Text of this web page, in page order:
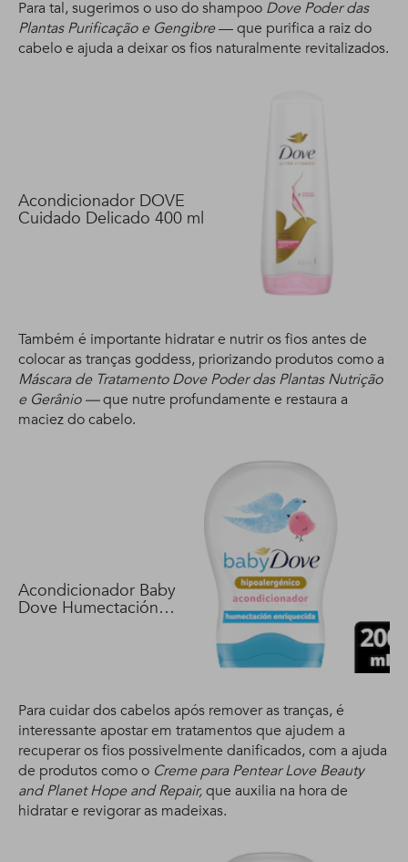
Para tal, sugerimos o uso do shampoo Dove Poder das
Plantas Purificação e Gengibre— que purifica a raiz do
cabelo e ajuda a deixar os fios naturalmente revitalizados.
Acondicionador DOVE
Cuidado Delicado 400 ml
Também é importante hidratar e nutrir os fios antes de
colocar as tranças goddess, priorizando produtos como a
Máscara de Tratamento Dove Poder das Plantas Nutrição
e Gerânio —que nutre profundamente e restaura a
maciez do cabelo.
Acondicionador Baby
Dove Humectación
Para cuidar dos cabelos após remover as tranças, é
interessante apostar em tratamentos que ajudem a
recuperar os fios possivelmente danificados, com a ajuda
de produtos como o Creme para Pentear Love Beauty
and Planet Hope and Repair,que auxilia na hora de
hidratar e revigorar as madeixas.